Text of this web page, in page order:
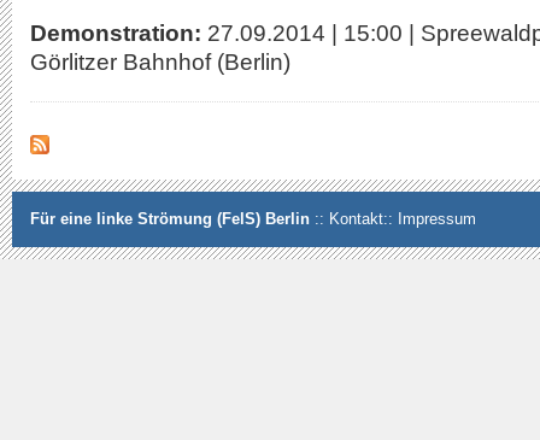
Demonstration: 27.09.2014 | 15:00 |
Görlitzer Bahnhof (Berlin)
Für eine linke Strömung (FelS) Berlin :: Kontakt:: Impressum